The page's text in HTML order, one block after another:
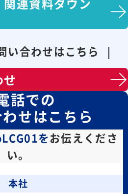
い合わせはこちら
話での
せはこちら
をお伝えくださ
い。
本社